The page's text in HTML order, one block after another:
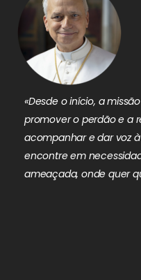
«Desde o início, a
promover o perdão e a
acompanhar e dar voz
encontre em
ameaçada, onde quer